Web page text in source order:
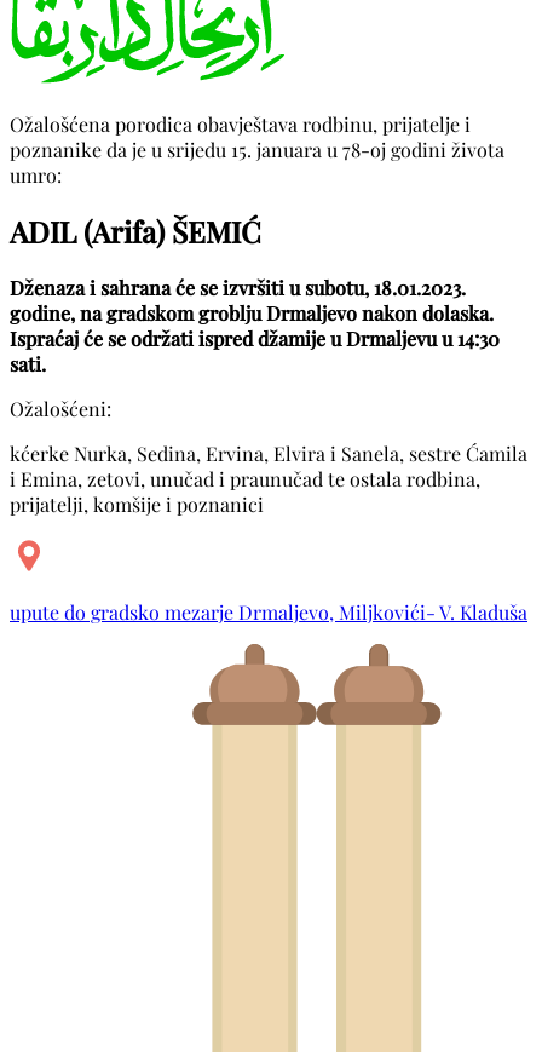
Ožalošćena porodica obavještava rodbinu, prijatelje i
poznanike da je u srijedu 15. januara u 78-oj godini života
umro:
ADIL (Arifa) ŠEMIĆ
Dženaza i sahrana će se izvršiti u subotu, 18.01.2023.
godine, na gradskom groblju Drmaljevo nakon dolaska.
Ispraćaj će se održati ispred džamije u Drmaljevu u 14:30
sati.
Ožalošćeni:
kćerke Nurka, Sedina, Ervina, Elvira i Sanela, sestre Ćamila
i Emina, zetovi, unučad i praunučad te ostala rodbina,
prijatelji, komšije i poznanici
upute do gradsko mezarje Drmaljevo, Miljkovići- V. Kladuša